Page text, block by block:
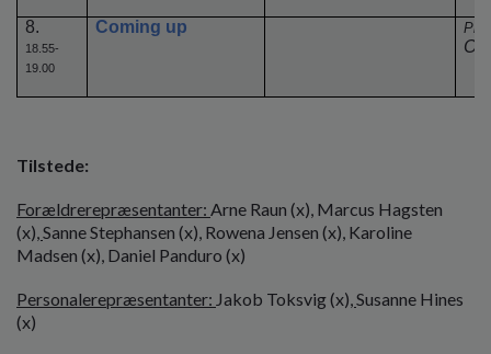
8.
18.55-
19.00
Coming up
Tilstede:
Forældrerepræsentanter: Arne Raun (x), Marcus Hagsten
(x) Sanne Stephansen (x), Rowena Jensen (x), Karoline
Madsen (x), Daniel Panduro (x)
Personalerepræsentanter: Jakob Toksvig (x),Susanne Hines
(x)